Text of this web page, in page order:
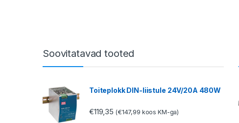
Soovitatavad tooted
Toiteplokk DIN-liistule 24V/20A 480W
€119,35 (€147,99 koos KM-ga)